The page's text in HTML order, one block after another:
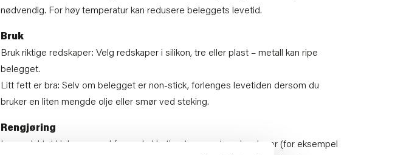
nødvendig. For høy temperatur kan redusere beleggets levetid.
Bruk
Bruk riktige redskaper: Velg redskaper i silikon, tre eller plast – metall kan ripe
belegget.
Litt fett er bra: Selv om belegget er non-stick, forlenges levetiden dersom du
bruker en liten mengde olje eller smør ved steking.
Rengjøring
La produktet kjøle seg ned før vask: Hurtige temperatursvingninger (for eksempel